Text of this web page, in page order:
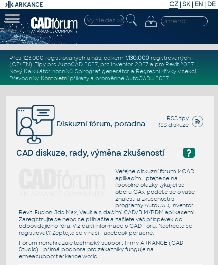
CZ | SK| EN | DE
Přes 123.000 registrovaných u nás, celkem 1.130.000registrovaných
(CZ+EN). Tipy pro AutoCAD 2027, pro Inventor 2027a pro Revit 2027.
Nový Kalkulátor nosníků, Spirograf generátor a Regresní křivkyv sekci
Převodníky. Kompletní příkazya proměnné AutoCADu 2027.
RSS tipy
RSS diskuze
Diskuzní fórum, poradna
?
CAD diskuze, rady, výměna zkušeností
Veřejné diskuzní fórum k CAD
aplikacím - ptejte se na
libovolné otázky týkající se
oboru CAx, podělte se o vaše
znalosti a zkušenosti s
programy AutoCAD, Inventor,
Revit, Fusion, 3ds Max, Vault a s dalšími CAD/BIM/PDM aplikacemi.
Zaregistrujte se nebo se přihlašte a zašlete váš příspěvek do
odpovídajícího fóra. Viz další informace o CAD Fóru. Nechcete se
registrovat? Zeptejte se v naší Facebook poradně.
Fórum nenahrazuje technický support firmy ARKANCE (CAD
Studio) - přímá podpora pro zákazníky funguje na
emea.support.arkance.world